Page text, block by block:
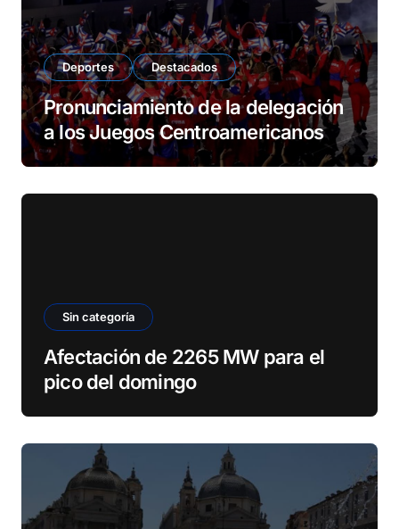
Deportes Destacados
Pronunciamiento de la delegación
a los Juegos Centroamericanos
Sin categoría
Afectación de 2265 MW para el
pico del domingo